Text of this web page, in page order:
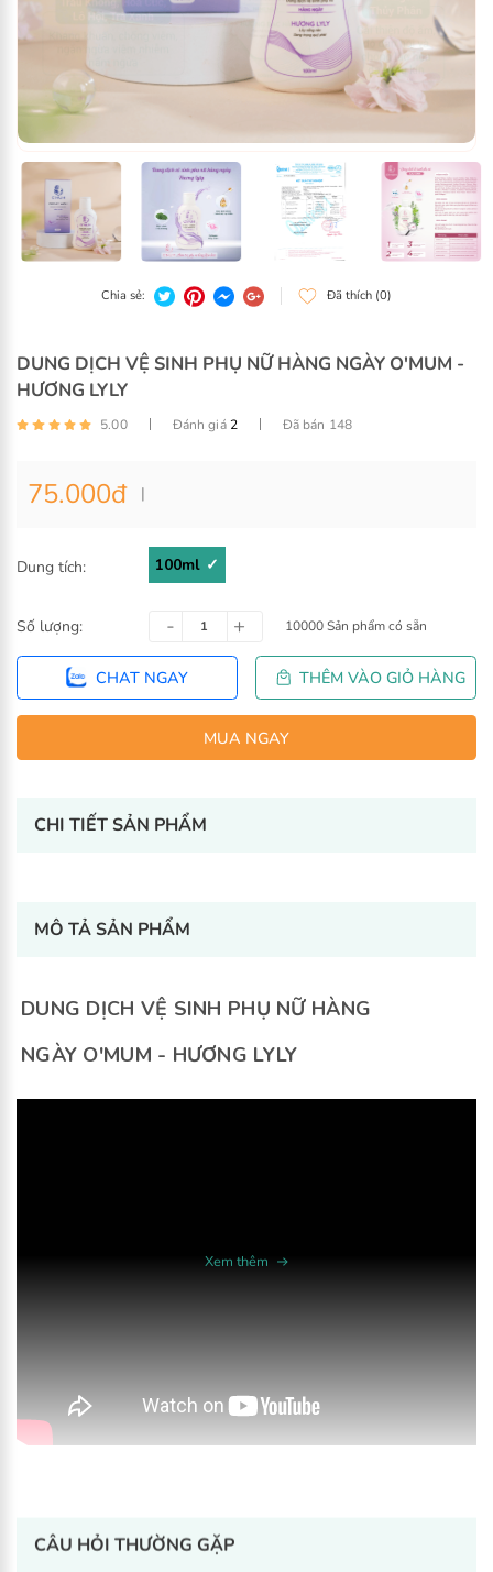
Chia sẻ:
DUNG DỊCH VỆ SINH PHỤ NỮ HÀNG NGÀY O'MUM -
HƯƠNG LYLY
5.00 Đánh giá2 Đã bán 148
75.000đ
Dung tích: 100ml
Số lượng: 10000 Sản phẩm có sẵn
CHAT NGAY
CHI TIẾT SẢN PHẨM
MÔ TẢ SẢN PHẨM
DUNG DỊCH VỆ SINH PHỤ NỮ HÀNG
NGÀY O'MUM - HƯƠNG LYLY
CÂU HỎI THƯỜNG GẶP